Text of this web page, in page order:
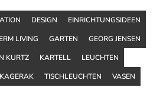
DESIGN
EINRICHTUNGSIDEEN
LIVING GARTEN
GEORG JENSEN
KURTZ KARTELL
LEUCHTEN
TISCHLEUCHTEN
VASEN